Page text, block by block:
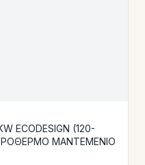
ECODESIGN (120-
ΜΑΝΤΕΜΕΝΙΟ